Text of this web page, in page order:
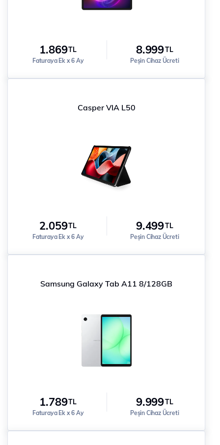
1.869TL
Faturaya Ek x 6 Ay
8.999TL
Peşin Cihaz Ücreti
Casper VIA L50
2.059TL
Faturaya Ek x 6 Ay
9.499TL
Peşin Cihaz Ücreti
Samsung Galaxy Tab A11 8/128GB
1.789TL
Faturaya Ek x 6 Ay
9.999TL
Peşin Cihaz Ücreti